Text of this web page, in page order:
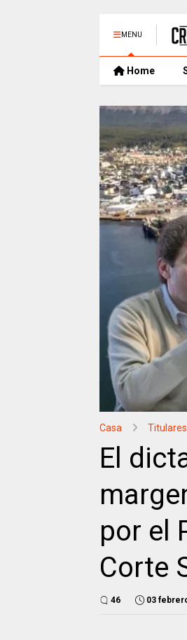
MENU
Home
Casa Titulares
El
por el
Corte
46 03